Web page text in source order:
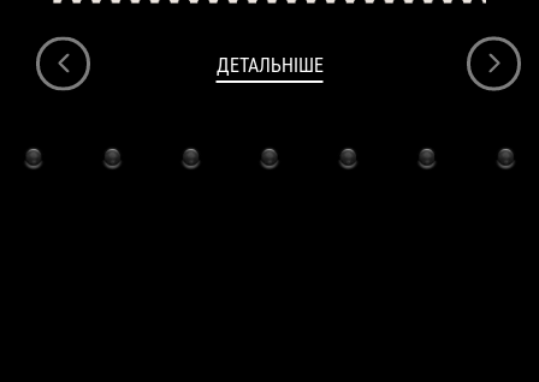
ДЕТАЛЬНІШЕ